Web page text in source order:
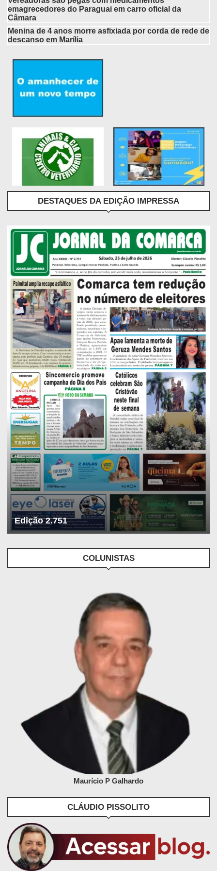
emagrecedores do Paraguai em carro oficial da
Câmara
Menina de 4 anos morre asfixiada por corda de rede de
descanso em Marília
DESTAQUES DA EDIÇÃO IMPRESSA
Edição 2.751
COLUNISTAS
Maurício P Galhardo
CLÁUDIO PISSOLITO